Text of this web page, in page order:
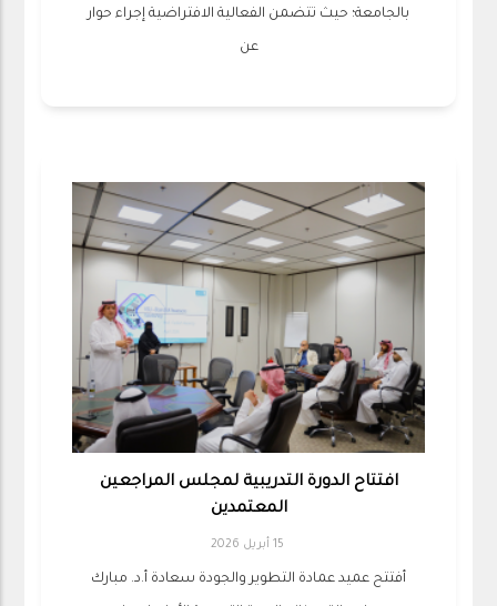
بالجامعة؛ حيث تتضمن الفعالية الافتراضية إجراء حوار
عن
افتتاح الدورة التدريبية لمجلس المراجعين
المعتمدين
15 أبريل 2026
أفتتح عميد عمادة التطوير والجودة سعادة أ.د. مبارك